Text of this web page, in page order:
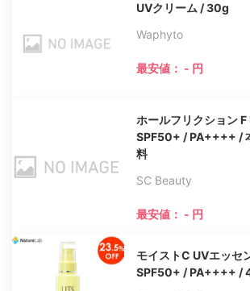
UVクリーム / 30g
Waphyto
最安値： - 円
ホールフリクション
SPF50+ / PA++++ /
料
SC Beauty
最安値： - 円
モイストC UVエッセ
SPF50+ / PA++++ /